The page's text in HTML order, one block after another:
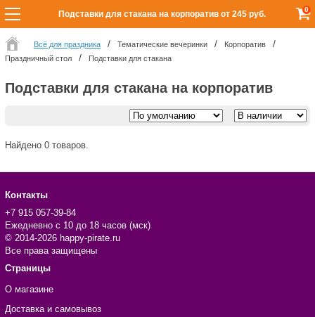
Всё для праздника Тематические вечеринки
Корпоратив
Праздничный стол
Подставки для стакана
Подставки для стакана на корпоратив
Найдено 0 товаров.
Контакты
+7 915 057-39-84
Ежедневно с 10 до 18 часов (мск)
© 2014-2026 happy-pirate.ru
Все права защищены
Страницы
О магазине
Доставка и самовывоз
Подставки для стакана на корпоратив от 245 руб. 0